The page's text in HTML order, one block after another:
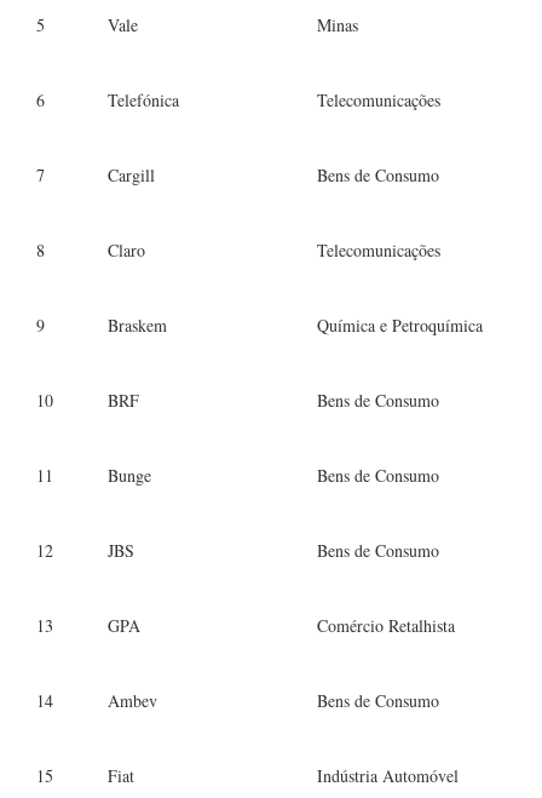
5 Vale Minas
6 Telefónica Telecomunicações
7 Cargill Bens de Consumo
8 Claro Telecomunicações
9 Braskem Química e Petroquímica
10 BRF Bens de Consumo
11 Bunge Bens de Consumo
12 JBS Bens de Consumo
13 GPA Comércio Retalhista
14 Ambev Bens de Consumo
15 Fiat Indústria Automóvel